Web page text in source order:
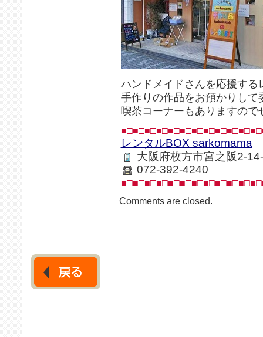
ハンドメイドさんを応援する
手作りの作品をお預かりして
喫茶コーナーもありますの
レンタルBOX sarkomama
大阪府枚方市宮之阪2-
072-392-4240
Comments are closed.